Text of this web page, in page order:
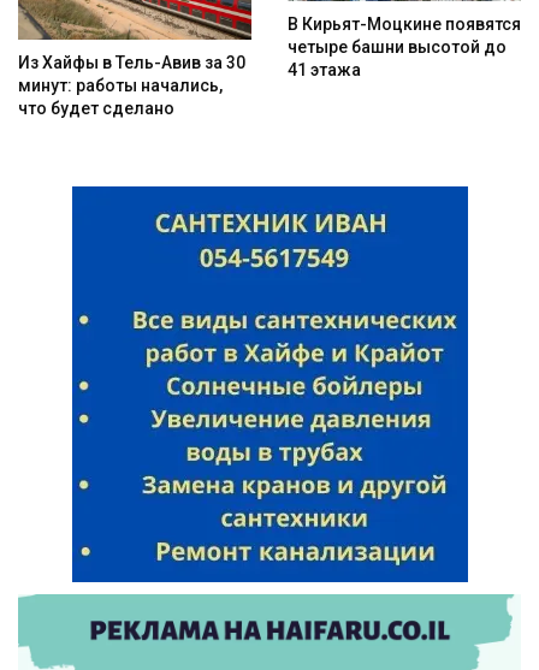
Из Хайфы в Тель-Авив за 30
минут: работы начались,
что будет сделано
В Кирьят-Моцкине появятся
четыре башни высотой до
41 этажа